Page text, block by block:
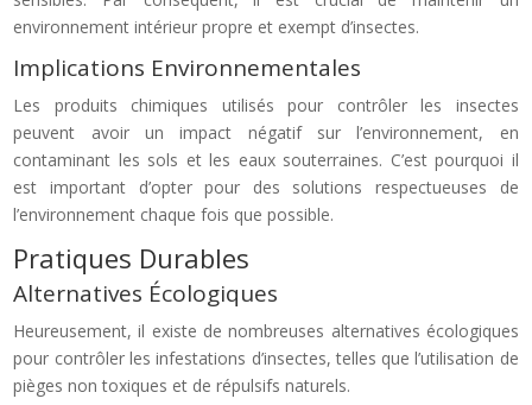
environnement intérieur propre et exempt d’insectes.
Implications Environnementales
Les produits chimiques utilisés pour contrôler les insectes
peuvent avoir un impact négatif sur l’environnement, en
contaminant les sols et les eaux souterraines. C’est pourquoi il
est important d’opter pour des solutions respectueuses de
l’environnement chaque fois que possible.
Pratiques Durables
Alternatives Écologiques
Heureusement, il existe de nombreuses alternatives écologiques
pour contrôler les infestations d’insectes, telles que l’utilisation de
pièges non toxiques et de répulsifs naturels.